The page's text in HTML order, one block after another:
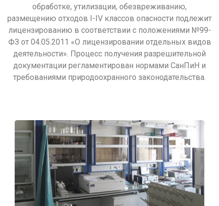
обработке, утилизации, обезвреживанию,
размещению отходов I-IV классов опасности подлежит
лицензированию в соответствии с положениями №99-
ФЗ от 04.05.2011 «О лицензировании отдельных видов
деятельности». Процесс получения разрешительной
документации регламентирован нормами СанПиН и
требованиями природоохранного законодательства.